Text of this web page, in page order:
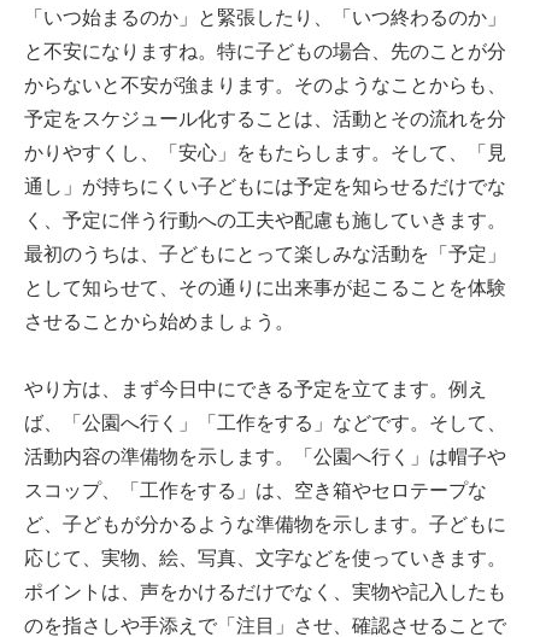
「いつ始まるのか」と緊張したり、「いつ終わるのか」
と不安になりますね。特に子どもの場合、先のことが分
からないと不安が強まります。そのようなことからも、
予定をスケジュール化することは、活動とその流れを分
かりやすくし、「安心」をもたらします。そして、「見
通し」が持ちにくい子どもには予定を知らせるだけでな
く、予定に伴う行動への工夫や配慮も施していきます。
最初のうちは、子どもにとって楽しみな活動を「予定」
として知らせて、その通りに出来事が起こることを体験
させることから始めましょう。
やり方は、まず今日中にできる予定を立てます。例え
ば、「公園へ行く」「工作をする」などです。そして、
活動内容の準備物を示します。「公園へ行く」は帽子や
スコップ、「工作をする」は、空き箱やセロテープな
ど、子どもが分かるような準備物を示します。子どもに
応じて、実物、絵、写真、文字などを使っていきます。
ポイントは、声をかけるだけでなく、実物や記入したも
のを指さしや手添えで「注目」させ、確認させることで